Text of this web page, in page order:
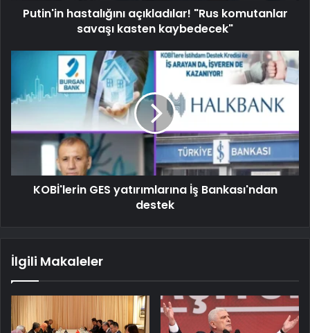
Putin'in hastalığını açıkladılar! "Rus komutanlar
savaşı kasten kaybedecek"
KOBİ'lerin GES yatırımlarına İş Bankası'ndan
destek
İlgili Makaleler